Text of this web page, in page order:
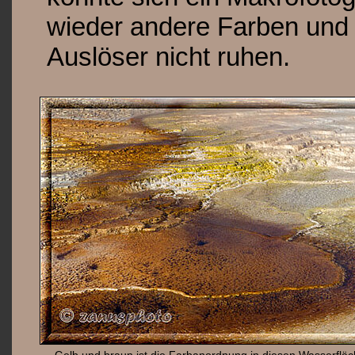
wieder andere Farben
Auslöser nicht ruhen.